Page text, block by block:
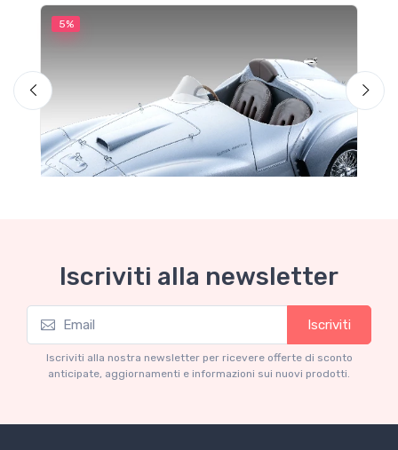
5%
Ferrari 166 MM Abarth Metallic Silver Press
Version 1953 scala 1/18
Iscriviti alla newsletter
Iscriviti
Iscriviti alla nostra newsletter per ricevere offerte di sconto
anticipate, aggiornamenti e informazioni sui nuovi prodotti.